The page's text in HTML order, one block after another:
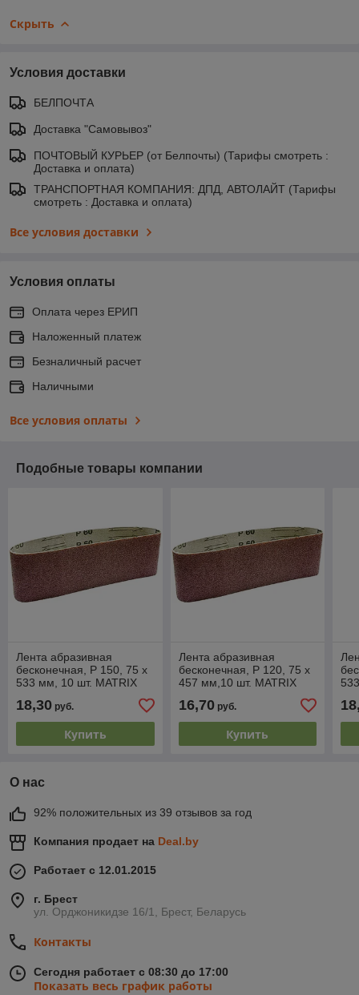
Скрыть
Условия доставки
БЕЛПОЧТА
Доставка "Самовывоз"
ПОЧТОВЫЙ КУРЬЕР (от Белпочты) (Тарифы смотреть :
Доставка и оплата)
ТРАНСПОРТНАЯ КОМПАНИЯ: ДПД, АВТОЛАЙТ (Тарифы
смотреть : Доставка и оплата)
Все условия доставки
Условия оплаты
Оплата через ЕРИП
Наложенный платеж
Безналичный расчет
Наличными
Все условия оплаты
Подобные товары компании
Лента абразивная
бесконечная, P 150, 75 х
533 мм, 10 шт. MATRIX
18,30 руб.
Купить
Лента абразивная
бесконечная, P 120, 75 х
457 мм,10 шт. MATRIX
16,70руб.
Купить
О нас
92% положительных из 39 отзывов за год
Компания продает на Deal.by
Работает с 12.01.2015
г. Брест
ул. Орджоникидзе 16/1, Брест, Беларусь
Контакты
Сегодня работает с 08:30 до 17:00
Показать весь график работы